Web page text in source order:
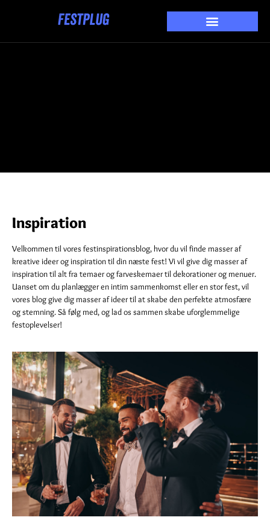
Inspiration
Velkommen til vores festinspirationsblog, hvor du vil finde masser af
kreative ideer og inspiration til din næste fest! Vi vil give dig masser af
inspiration til alt fra temaer og farveskemaer til dekorationer og menuer.
Uanset om du planlægger en intim sammenkomst eller en stor fest, vil
vores blog give dig masser af ideer til at skabe den perfekte atmosfære
og stemning. Så følg med, og lad os sammen skabe uforglemmelige
festoplevelser!